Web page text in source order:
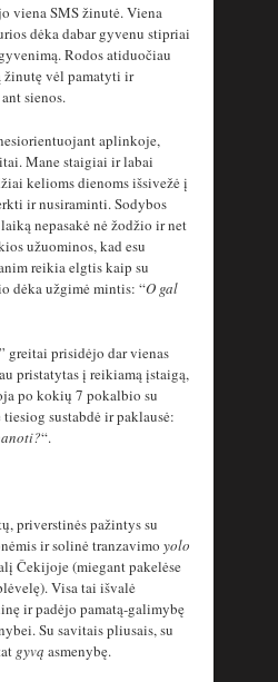
viena SMS žinutė. Viena
dėka dabar gyvenu stipriai
Rodos atiduočiau
žinutę vėl pamatyti ir
sienos.
aplinkoje,
Mane staigiai ir labai
kelioms dienoms išsivežė į
ir nusiraminti. Sodybos
nepasakė nė žodžio ir net
užuominos, kad esu
reikia elgtis kaip su
dėka užgimė mintis: “O gal
greitai prisidėjo dar vienas
pristatytas į reikiamą įstaigą,
po kokių 7 pokalbio su
sustabdė ir paklausė:
“.
priverstinės pažintys su
ir solinė tranzavimo yolo
Čekijoje (miegant pakelėse
Visa tai išvalė
ir padėjo pamatą-galimybę
Su savitais pliusais, su
gyvą asmenybę.